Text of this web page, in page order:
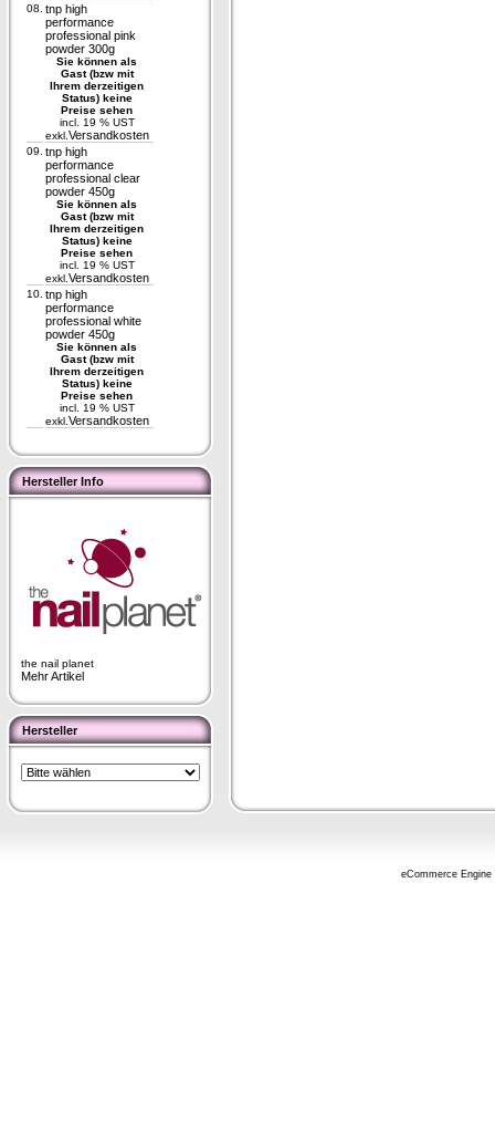
08. tnp high
performance
professional pink
powder 300g
Sie können als
Gast (bzw mit
Ihrem derzeitigen
Status) keine
Preise sehen
incl. 19 % UST
exkl. Versandkosten
09. tnp high
performance
professional clear
powder 450g
Sie können als
Gast (bzw mit
Ihrem derzeitigen
Status) keine
Preise sehen
incl. 19 % UST
exkl. Versandkosten
10. tnp high
performance
professional white
powder 450g
Sie können als
Gast (bzw mit
Ihrem derzeitigen
Status) keine
Preise sehen
incl. 19 % UST
exkl. Versandkosten
Hersteller Info
the nail planet
Mehr Artikel
Hersteller
eCommerce